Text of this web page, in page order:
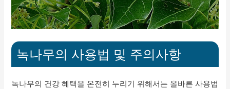
녹나무의 사용법 및 주의사항
녹나무의 건강 혜택을 온전히 누리기 위해서는 올바른 사용법